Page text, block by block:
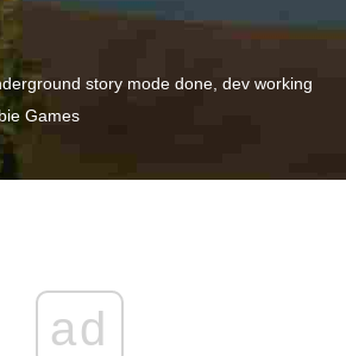
story mode done, dev working
Games
ad